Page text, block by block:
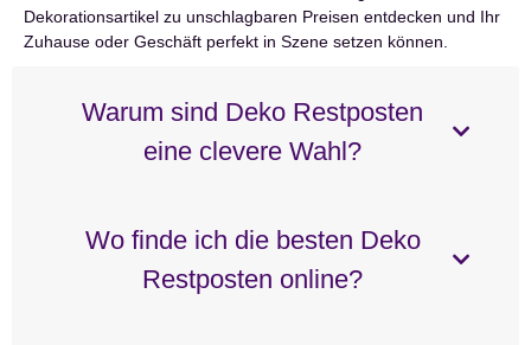
Dekorationsartikel zu unschlagbaren Preisen entdecken und Ihr
Zuhause oder Geschäft perfekt in Szene setzen können.
Warum sind Deko Restposten
eine clevere Wahl?
Wo finde ich die besten Deko
Restposten online?